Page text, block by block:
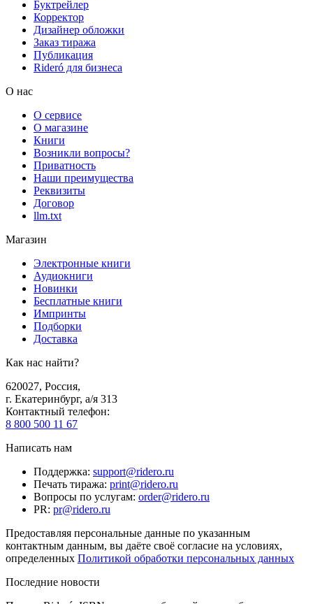
Буктрейлер
Корректор
Дизайнер обложки
Заказ тиража
Публикация
Rideró для бизнеса
О нас
О сервисе
О магазине
Книги
Возникли вопросы?
Приватность
Наши преимущества
Реквизиты
Договор
llm.txt
Магазин
Электронные книги
Аудиокниги
Новинки
Бесплатные книги
Импринты
Подборки
Доставка
Как нас найти?
620027, Россия,
г. Екатеринбург, а/я 313
Контактный телефон:
8 800 500 11 67
Написать нам
Поддержка: support@ridero.ru
Печать тиража: print@ridero.ru
Вопросы по услугам: order@ridero.ru
PR: pr@ridero.ru
Предоставляя персональные данные по указанным
контактным данным, вы даёте своё согласие на условиях,
определенных Политикой обработки персональных данных
Последние новости